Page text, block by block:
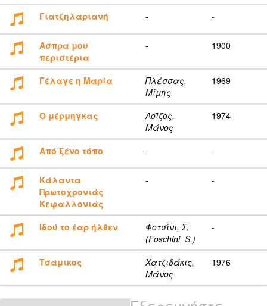
Γιατζηλαριανή - -
Άσπρα μου
περιστέρια
- 1900
Γέλαγε η Μαρία
Πλέσσας,
Μίμης
1969
Ο μέρμηγκας
Λοΐζος,
Μάνος
1974
Από ξένο τόπο - -
Κάλαντα
Πρωτοχρονιάς
Κεφαλλονιάς
- -
Ιδού το έαρ ήλθεν
Φοτσίνι, Σ.
(Foschini, S.)
-
Τσάμικος
Χατζιδάκις,
Μάνος
1976